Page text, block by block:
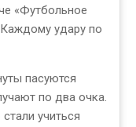
«Футбольное
удару по
пасуются
по два очка.
учиться